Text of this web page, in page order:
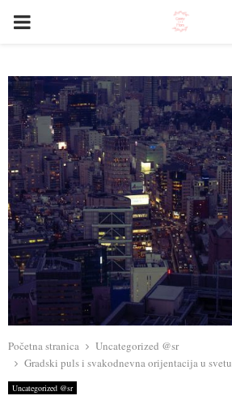
PRIMARY
Početna stranica
Uncategorized @sr
Gradski puls i svakodnevna orijentacija u svetu
Uncategorized @sr